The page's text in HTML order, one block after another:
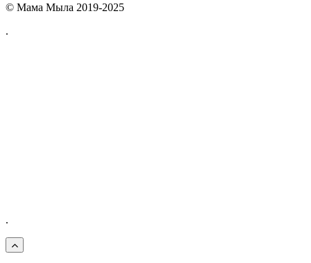
© Мама Мыла 2019-2025
.
.